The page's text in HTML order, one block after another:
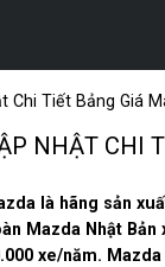
Chi Tiết Bảng Giá
NHẬT CHI
là hãng sản
Mazda Nhật
xe/năm.